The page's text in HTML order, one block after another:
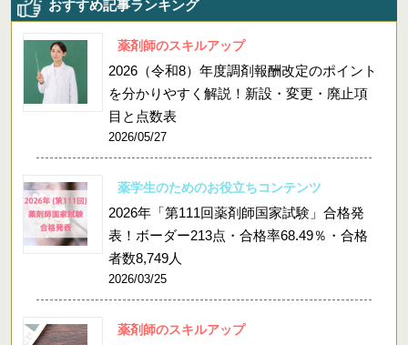
おすすめ記事ランキング
薬剤師のスキルアップ
2026（令和8）年度調剤報酬改定のポイント
を分かりやすく解説！新設・変更・廃止項
目と点数表
2026/05/27
薬学生のためのお役立ちコンテンツ
2026年「第111回薬剤師国家試験」合格発
表！ボーダー213点・合格率68.49％・合格
者数8,749人
2026/03/25
薬剤師のスキルアップ